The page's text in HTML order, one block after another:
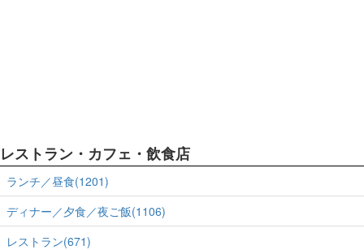
レストラン・カフェ・飲食店
ランチ／昼食(1201)
ディナー／夕食／夜ご飯(1106)
レストラン(671)